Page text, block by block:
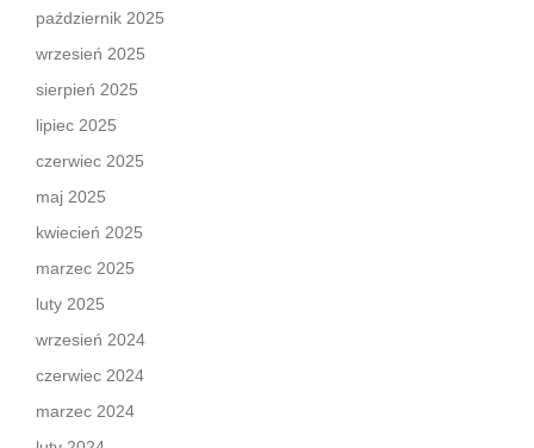
październik 2025
wrzesień 2025
sierpień 2025
lipiec 2025
czerwiec 2025
maj 2025
kwiecień 2025
marzec 2025
luty 2025
wrzesień 2024
czerwiec 2024
marzec 2024